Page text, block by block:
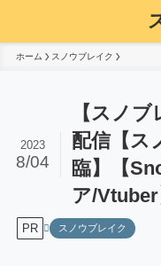
ホーム スノウブレイク
【スノ
配信【ス
臨】【
ア/Vtuber
2023
8/04
PR スノウブレイク